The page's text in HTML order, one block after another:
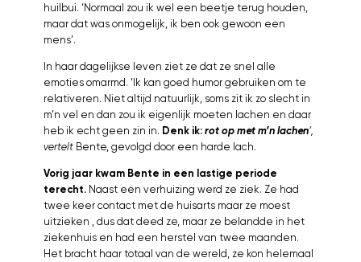
huilbui. ‘Normaal zou ik wel een beetje terug houden,
maar dat was onmogelijk, ik ben ook gewoon een
mens’.
In haar dagelijkse leven ziet ze dat ze snel alle
emoties omarmd. ‘Ik kan goed humor gebruiken om te
relativeren. Niet altijd natuurlijk, soms zit ik zo slecht in
m’n vel en dan zou ik eigenlijk moeten lachen en daar
heb ik echt geen zin in. Denk ik:rot op met m’n lachen‘,
vertelt Bente, gevolgd door een harde lach.
Vorig jaar kwam Bente in een lastige periode
terecht. Naast een verhuizing werd ze ziek. Ze had
twee keer contact met de huisarts maar ze moest
uitzieken , dus dat deed ze, maar ze belandde in het
ziekenhuis en had een herstel van twee maanden.
Het bracht haar totaal van de wereld, ze kon helemaal